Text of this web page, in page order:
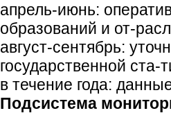
апрель-июнь:
образований и от-
август-сентябрь:
государственной ста-
в течение года:
Подсистема